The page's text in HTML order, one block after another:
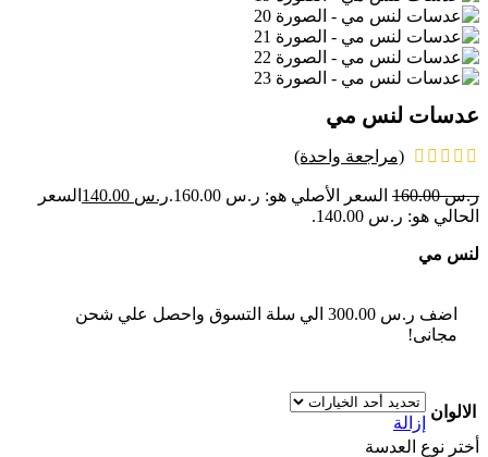
عدسات لنس مي
(مراجعة واحدة)
ر.س160.00 السعر الأصلي هو: ر.س 160.00. ر.س
السعر
الحالي هو: ر.س 140.00.
لنس مي
اضف ر.س
الي سلة التسوق واحصل علي شحن
مجانى!
الالوان
إزالة
أختر نوع العدسة